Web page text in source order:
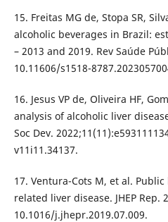
15. Freitas MG de, Stopa SR,
alcoholic beverages in Brazil:
– 2013 and 2019. Rev Saúde
10.11606/s1518-
16. Jesus VP de, Oliveira HF,
analysis of alcoholic liver
Soc Dev.
v11i11.34137.
17. Ventura-Cots M, et al.
related liver disease. JHEP Rep.
10.1016/j.jhepr.2019.07.009.